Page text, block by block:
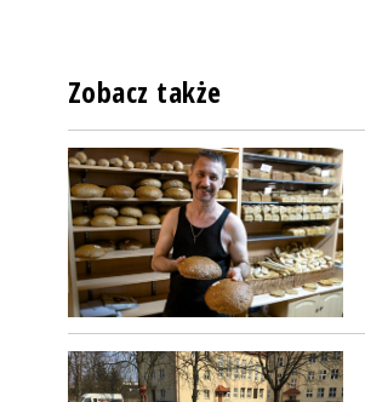
Zobacz także